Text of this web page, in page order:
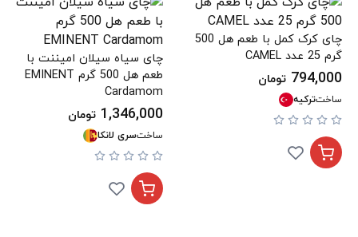
چای کرک کمل با طعم هل 500
گرم 25 عدد CAMEL
794,000 تومان
ساختترکیه
چای سياه سیلان امیننت با
طعم هل 500 گرم EMINENT
Cardamom
1,346,000 تومان
ساختسری لانکا